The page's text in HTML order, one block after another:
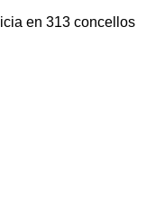
en 313 concellos